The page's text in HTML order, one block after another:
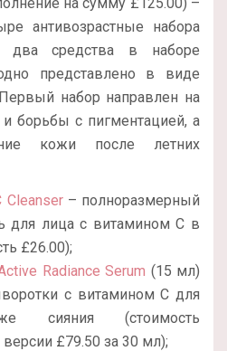
антивозрастные набора
два средства в наборе
представлено в виде
набор направлен на
и борьбы с пигментацией, а
кожи после летних
Cleanser– полноразмерный
для лица с витамином С в
£26.00);
Radiance Serum (15 мл)
с витамином С для
сияния (стоимость
£79.50 за 30 мл);